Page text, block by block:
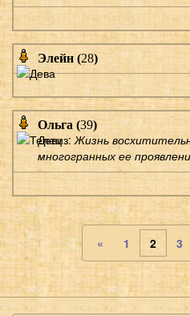
Элейн (28)
Ольга (39)
Девиз:Жизнь
многогранных ее
« 1 2 3